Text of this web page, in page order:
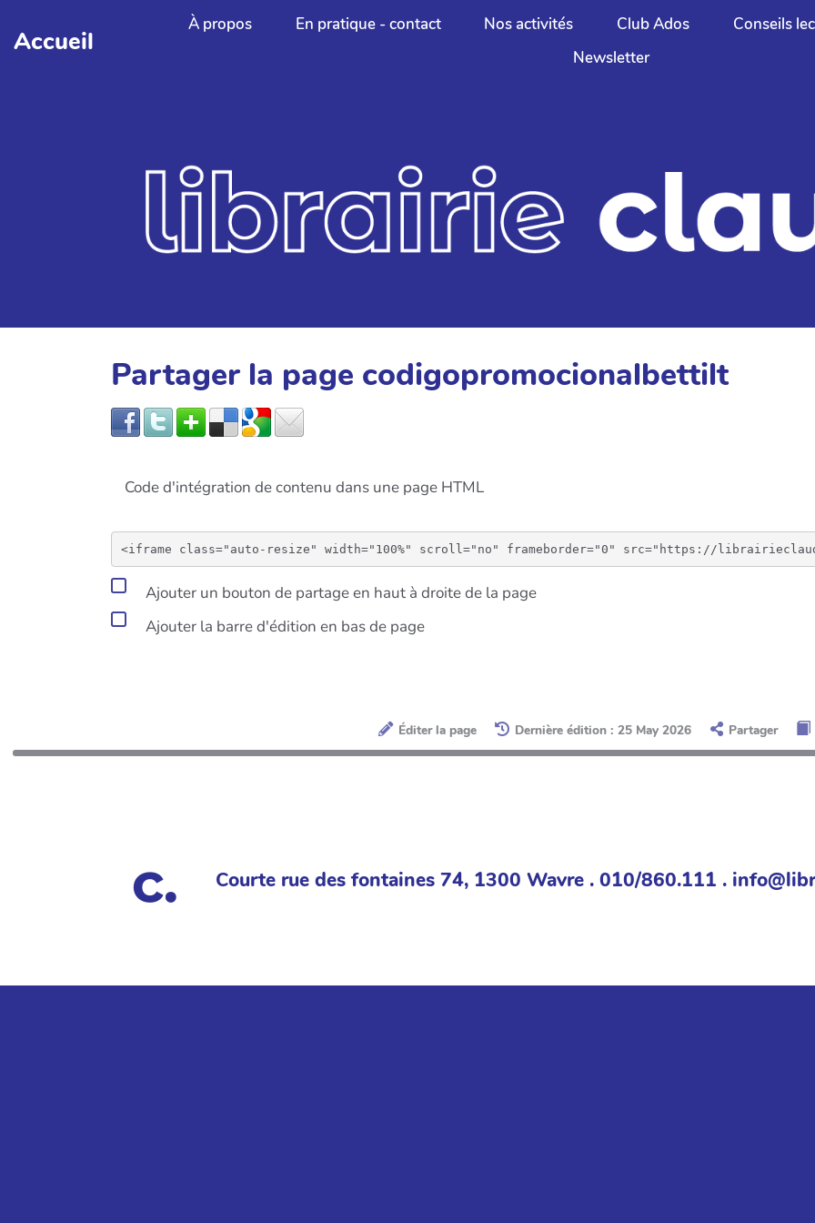
Aller au contenu principal
Accueil
À propos En pratique - contact Nos activités Club Ados
Conseils
Newsletter
Partager la page codigopromocionalbettilt
Code d'intégration de contenu dans une page HTML
Ajouter un bouton de partage en haut à droite de la page
Ajouter la barre d'édition en bas de page
Éditer la page Dernière édition : 25 May 2026 Partager
Courte rue des fontaines 74, 1300 Wavre . 010/860.111 .